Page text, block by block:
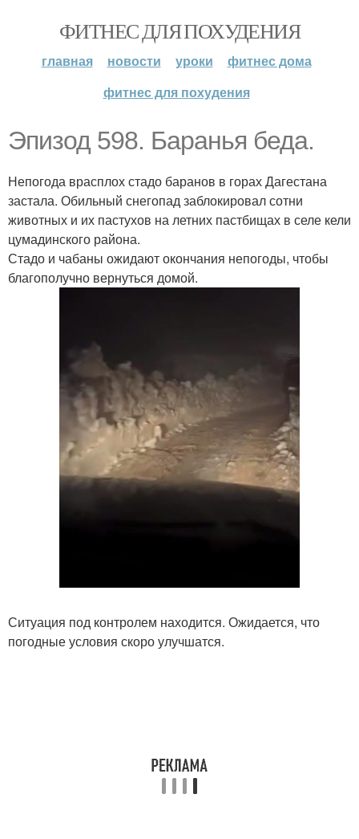
ФИТНЕС ДЛЯ ПОХУДЕНИЯ
главная новости уроки
фитнес дома
фитнес для похудения
Эпизод 598. Баранья беда.
Непогода врасплох стадо баранов в горах Дагестана
застала. Обильный снегопад заблокировал сотни
животных и их пастухов на летних пастбищах в селе кели
цумадинского района.
Стадо и чабаны ожидают окончания непогоды, чтобы
благополучно вернуться домой.
Ситуация под контролем находится. Ожидается, что
погодные условия скоро улучшатся.